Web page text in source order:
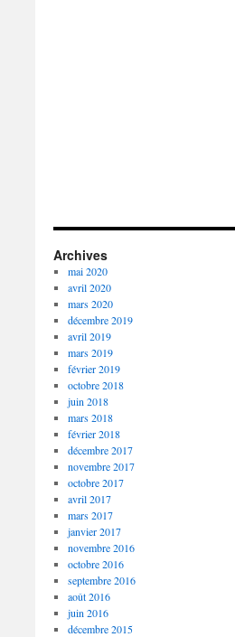
Archives
mai 2020
avril 2020
mars 2020
décembre 2019
avril 2019
mars 2019
février 2019
octobre 2018
juin 2018
mars 2018
février 2018
décembre 2017
novembre 2017
octobre 2017
avril 2017
mars 2017
janvier 2017
novembre 2016
octobre 2016
septembre 2016
août 2016
juin 2016
décembre 2015